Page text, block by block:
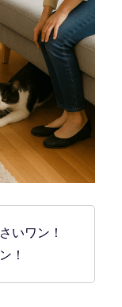
いワン！
！